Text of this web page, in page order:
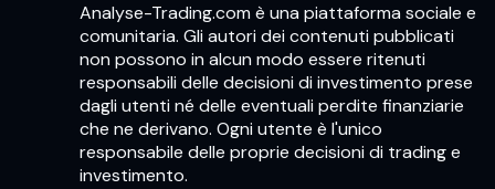
Analyse-Trading.com è una piattaforma sociale e
comunitaria. Gli autori dei contenuti pubblicati
non possono in alcun modo essere ritenuti
responsabili delle decisioni di investimento prese
dagli utenti né delle eventuali perdite finanziarie
che ne derivano. Ogni utente è l'unico
responsabile delle proprie decisioni di trading e
investimento.